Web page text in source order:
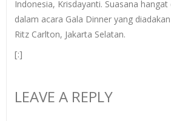
Indonesia, Krisdayanti. Suasana
dalam acara Gala Dinner yang
Ritz Carlton, Jakarta Selatan.
[:]
LEAVE A REPLY